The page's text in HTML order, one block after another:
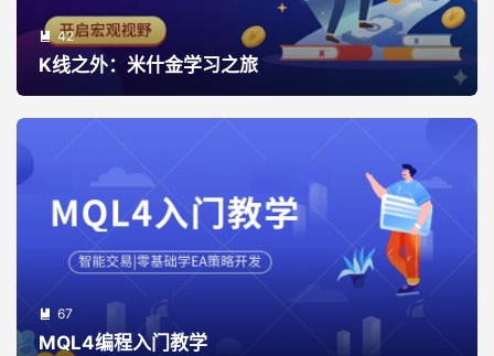
 42
K线之外：米什金学习之旅
 67
MQL4编程入门教学